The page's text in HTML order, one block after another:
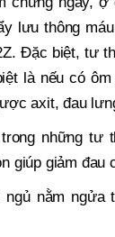
lưu thông
Đặc biệt, tư
là nếu có
axit, đau
những tư
giúp giảm đau
ngủ nằm